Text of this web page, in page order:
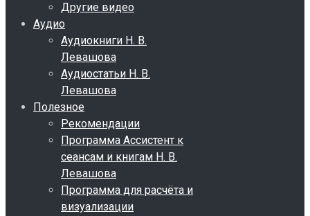
Другие видео
Аудио
Аудиокниги Н. В.
Левашова
Аудиостатьи Н. В.
Левашова
Полезное
Рекомендации
Программа Ассистент к
сеансам и книгам Н. В.
Левашова
Программа для расчёта и
визуализации